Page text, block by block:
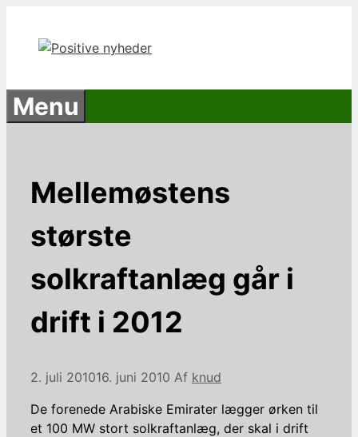
indhold
Menu
Mellemøstens
største
solkraftanlæg går i
drift i 2012
2. juli 201016. juni 2010 Af knud
De forenede Arabiske Emirater lægger ørken til
et 100 MW stort solkraftanlæg, der skal i drift